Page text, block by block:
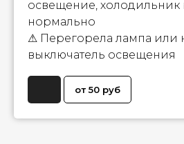
освещение, холодильник
нормально
⚠ Перегорела лампа или
выключатель освещения
от 50 руб